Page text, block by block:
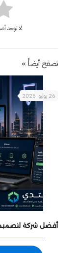
لا توجد
تصفح أيضاً »
26 يوليو، 2026
أفضل شركة